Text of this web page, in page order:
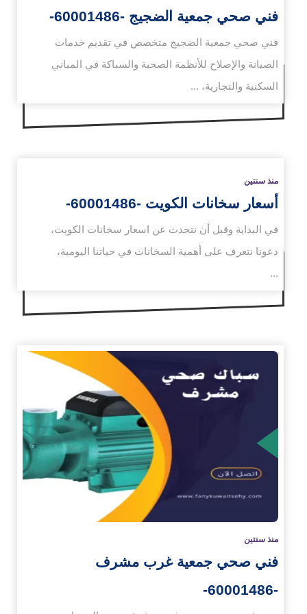
فني صحي جمعية الضجيج -60001486-
فني صحي جمعية الضجيج متخصص في تقديم خدمات
الصيانة والإصلاح للأنظمة الصحية والسباكة في المباني
السكنية والتجارية، ...
منذ سنتين
أسعار سخانات الكويت -60001486-
في البداية وقبل أن نتحدث عن اسعار سخانات الكويت،
دعونا نتعرف على أهمية السخانات في حياتنا اليومية،
...
منذ سنتين
فني صحي جمعية غرب مشرف
-60001486-